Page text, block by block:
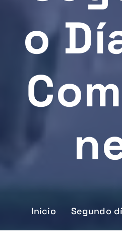
O
Inicio Segundo